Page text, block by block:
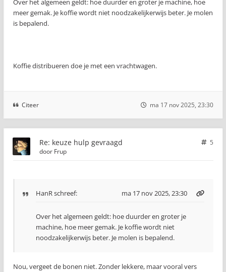
Over het algemeen geldt: hoe duurder en groter je machine, hoe
meer gemak. Je koffie wordt niet noodzakelijkerwijs beter. Je molen
is bepalend.
Koffie distribueren doe je met een vrachtwagen.
Citeer ma 17 nov 2025, 23:30
Re: keuze hulp gevraagd
5
door Frup
HanRschreef: ma 17 nov 2025, 23:30
Over het algemeen geldt: hoe duurder en groter je
machine, hoe meer gemak. Je koffie wordt niet
noodzakelijkerwijs beter. Je molen is bepalend.
Nou, vergeet de bonen niet. Zonder lekkere, maar vooral vers